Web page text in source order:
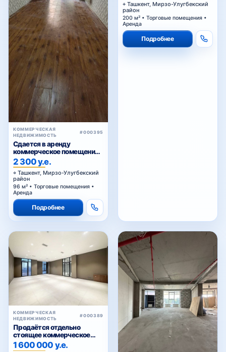
КОММЕРЧЕСКАЯ
НЕДВИЖИМОСТЬ
#000395
Сдается в аренду
коммерческое помещение
Ц1.
2 300 у.е.
Ташкент, Мирзо-Улугбекский
район
96 м² • Торговые помещения •
Аренда
Подробнее
Ташкент, Мирзо-Улугбекский
район
200 м² • Торговые помещения •
Аренда
Подробнее
КОММЕРЧЕСКАЯ
НЕДВИЖИМОСТЬ
#000389
Продаётся отдельно
стоящее коммерческое
здание
1 600 000 у.е.